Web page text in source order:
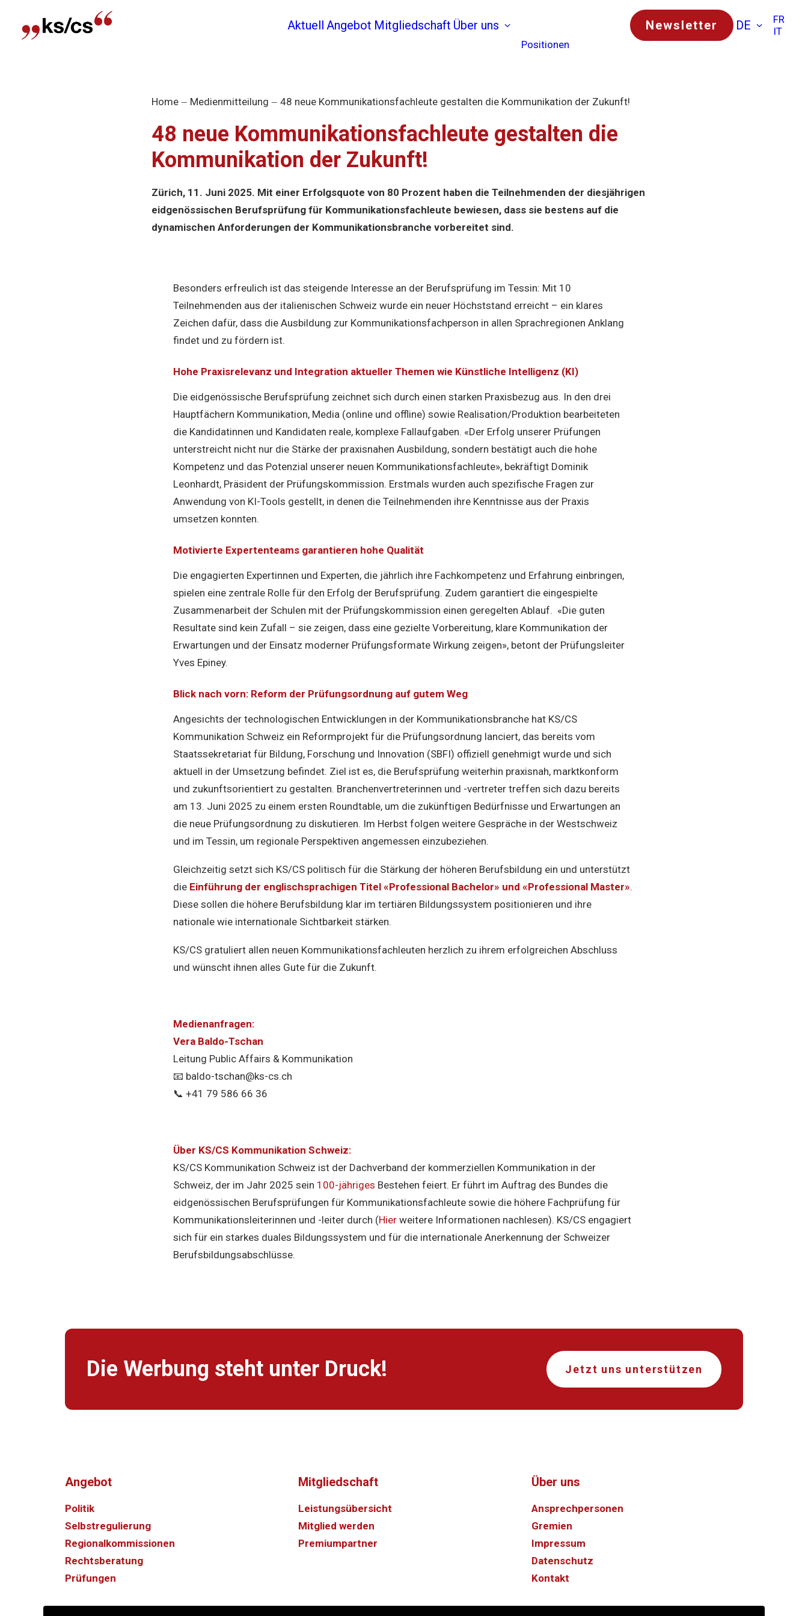
Aktuell Angebot Mitgliedschaft Über uns
Positionen
Newsletter DE
FR
IT
Home Medienmitteilung 48 neue Kommunikationsfachleute gestalten die Kommunikation der Zukunft!
48 neue Kommunikationsfachleute gestalten die
Kommunikation der Zukunft!
Zürich, 11. Juni 2025. Mit einer Erfolgsquote von 80 Prozent haben die Teilnehmenden der diesjährigen
eidgenössischen Berufsprüfung für Kommunikationsfachleute bewiesen, dass sie bestens auf die
dynamischen Anforderungen der Kommunikationsbranche vorbereitet sind.
Besonders erfreulich ist das steigende Interesse an der Berufsprüfung im Tessin: Mit 10
Teilnehmenden aus der italienischen Schweiz wurde ein neuer Höchststand erreicht – ein klares
Zeichen dafür, dass die Ausbildung zur Kommunikationsfachperson in allen Sprachregionen Anklang
findet und zu fördern ist.
Hohe Praxisrelevanz und Integration aktueller Themen wie Künstliche Intelligenz (KI)
Die eidgenössische Berufsprüfung zeichnet sich durch einen starken Praxisbezug aus. In den drei
Hauptfächern Kommunikation, Media (online und offline) sowie Realisation/Produktion bearbeiteten
die Kandidatinnen und Kandidaten reale, komplexe Fallaufgaben. «Der Erfolg unserer Prüfungen
unterstreicht nicht nur die Stärke der praxisnahen Ausbildung, sondern bestätigt auch die hohe
Kompetenz und das Potenzial unserer neuen Kommunikationsfachleute», bekräftigt Dominik
Leonhardt, Präsident der Prüfungskommission. Erstmals wurden auch spezifische Fragen zur
Anwendung von KI-Tools gestellt, in denen die Teilnehmenden ihre Kenntnisse aus der Praxis
umsetzen konnten.
Motivierte Expertenteams garantieren hohe Qualität
Die engagierten Expertinnen und Experten, die jährlich ihre Fachkompetenz und Erfahrung einbringen,
spielen eine zentrale Rolle für den Erfolg der Berufsprüfung. Zudem garantiert die eingespielte
Zusammenarbeit der Schulen mit der Prüfungskommission einen geregelten Ablauf. «Die guten
Resultate sind kein Zufall – sie zeigen, dass eine gezielte Vorbereitung, klare Kommunikation der
Erwartungen und der Einsatz moderner Prüfungsformate Wirkung zeigen», betont der Prüfungsleiter
Yves Epiney.
Blick nach vorn: Reform der Prüfungsordnung auf gutem Weg
Angesichts der technologischen Entwicklungen in der Kommunikationsbranche hat KS/CS
Kommunikation Schweiz ein Reformprojekt für die Prüfungsordnung lanciert, das bereits vom
Staatssekretariat für Bildung, Forschung und Innovation (SBFI) offiziell genehmigt wurde und sich
aktuell in der Umsetzung befindet. Ziel ist es, die Berufsprüfung weiterhin praxisnah, marktkonform
und zukunftsorientiert zu gestalten. Branchenvertreterinnen und -vertreter treffen sich dazu bereits
am 13. Juni 2025 zu einem ersten Roundtable, um die zukünftigen Bedürfnisse und Erwartungen an
die neue Prüfungsordnung zu diskutieren. Im Herbst folgen weitere Gespräche in der Westschweiz
und im Tessin, um regionale Perspektiven angemessen einzubeziehen.
Gleichzeitig setzt sich KS/CS politisch für die Stärkung der höheren Berufsbildung ein und unterstützt
die Einführung der englischsprachigen Titel «Professional Bachelor» und «Professional Master».
Diese sollen die höhere Berufsbildung klar im tertiären Bildungssystem positionieren und ihre
nationale wie internationale Sichtbarkeit stärken.
KS/CS gratuliert allen neuen Kommunikationsfachleuten herzlich zu ihrem erfolgreichen Abschluss
und wünscht ihnen alles Gute für die Zukunft.
Medienanfragen:
Vera Baldo-Tschan
Leitung Public Affairs & Kommunikation
📧 baldo-tschan@ks-cs.ch
📞 +41 79 586 66 36
Über KS/CS Kommunikation Schweiz:
KS/CS Kommunikation Schweiz ist der Dachverband der kommerziellen Kommunikation in der
Schweiz, der im Jahr 2025 sein 100-jähriges Bestehen feiert. Er führt im Auftrag des Bundes die
eidgenössischen Berufsprüfungen für Kommunikationsfachleute sowie die höhere Fachprüfung für
Kommunikationsleiterinnen und -leiter durch (Hier weitere Informationen nachlesen). KS/CS engagiert
sich für ein starkes duales Bildungssystem und für die internationale Anerkennung der Schweizer
Berufsbildungsabschlüsse.
Die Werbung steht unter Druck! Jetzt uns unterstützen
Angebot
Politik
Selbstregulierung
Regionalkommissionen
Rechtsberatung
Prüfungen
Mitgliedschaft
Leistungsübersicht
Mitglied werden
Premiumpartner
Über uns
Ansprechpersonen
Gremien
Impressum
Datenschutz
Kontakt